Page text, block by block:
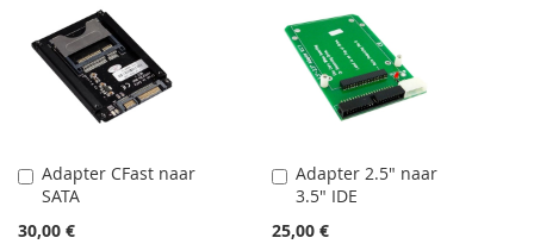
Adapter CFast naar
SATA
30,00 €
Aggiungi
al
Carrello
Adapter 2.5" naar
3.5" IDE
25,00 €
Aggiungi
al
Carrello